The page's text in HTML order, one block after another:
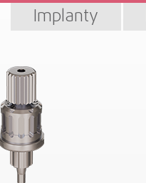
Implanty